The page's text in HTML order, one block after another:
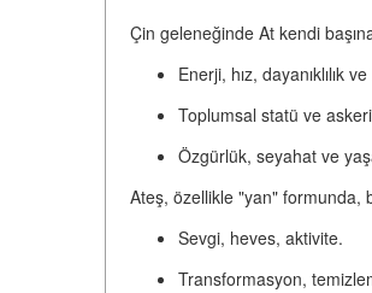
Çin geleneğinde At kendi
Enerji, hız, dayanıklılık
Toplumsal statü ve
Özgürlük, seyahat ve
Ateş, özellikle "yan" formunda,
Sevgi, heves, aktivite.
Transformasyon,